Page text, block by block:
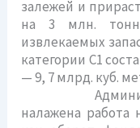
залежей и
на 3 млн.
извлекаемых
категории С1
— 9, 7 млрд. куб.
налажена